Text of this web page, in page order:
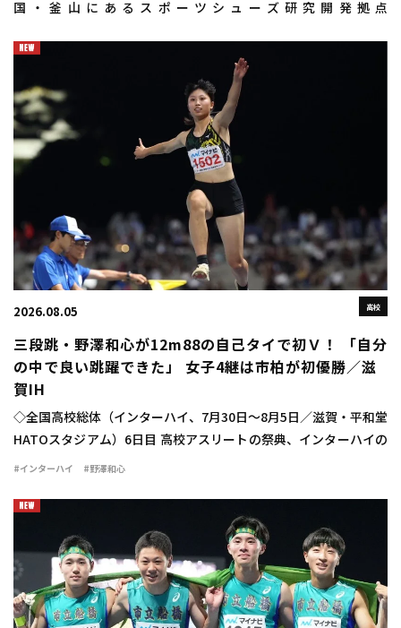
国・釜山にあるスポーツシューズ研究開発拠点
BUSAN（ディスクプサン）」にお […]
高校
2026.08.05
三段跳・野澤和心が12m88の自己タイで初Ｖ！ 「自分
の中で良い跳躍できた」 女子4継は市柏が初優勝／滋
賀IH
◇全国高校総体（インターハイ、7月30日～8月5日／滋賀・平和堂
HATOスタジアム）6日目 高校アスリートの祭典、インターハイの
6日目が行われ、女子三段跳では野澤和心（甲府南2山梨）が
#インターハイ #野澤和心